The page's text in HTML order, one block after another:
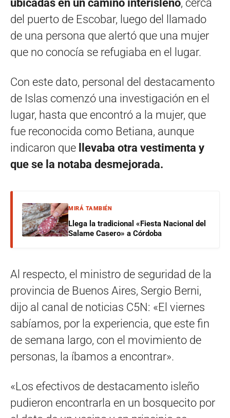
ubicadas en un camino interisleño, cerca
del puerto de Escobar, luego del llamado
de una persona que alertó que una mujer
que no conocía se refugiaba en el lugar.
Con este dato, personal del destacamento
de Islas comenzó una investigación en el
lugar, hasta que encontró a la mujer, que
fue reconocida como Betiana, aunque
indicaron que llevaba otra vestimenta y
que se la notaba desmejorada.
MIRÁ TAMBIÉN
Llega la tradicional «Fiesta Nacional del
Salame Casero» a Córdoba
Al respecto, el ministro de seguridad de la
provincia de Buenos Aires, Sergio Berni,
dijo al canal de noticias C5N: «El viernes
sabíamos, por la experiencia, que este fin
de semana largo, con el movimiento de
personas, la íbamos a encontrar».
«Los efectivos de destacamento isleño
pudieron encontrarla en un bosquecito por